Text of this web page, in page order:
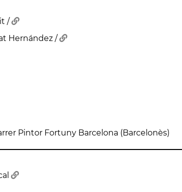
/
Hernández /
Pintor Fortuny Barcelona (Barcelonès)
Fortuny Barcelona (Barcelonès)
ANTIGA FÀBRICA JOAN
PONT DE LA SALUT